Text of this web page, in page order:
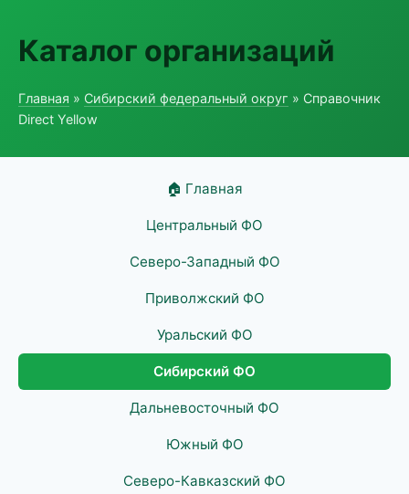
Каталог организаций
Главная » Сибирский федеральный округ » Справочник
Direct Yellow
🏠 Главная
Центральный ФО
Северо-Западный ФО
Приволжский ФО
Уральский ФО
Сибирский ФО
Дальневосточный ФО
Южный ФО
Северо-Кавказский ФО